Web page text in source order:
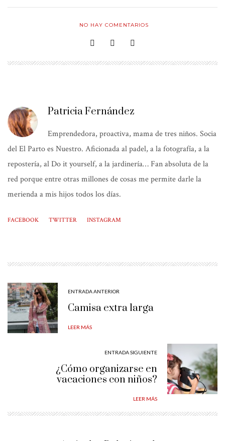
NO HAY COMENTARIOS
Patricia Fernández
Emprendedora, proactiva, mama de tres niños. Socia
del El Parto es Nuestro. Aficionada al padel, a la fotografía, a la
repostería, al Do it yourself, a la jardinería… Fan absoluta de la
red porque entre otras millones de cosas me permite darle la
merienda a mis hijos todos los días.
FACEBOOK TWITTER INSTAGRAM
ENTRADA ANTERIOR
Camisa extra larga
LEER MÁS
ENTRADA SIGUIENTE
¿Cómo organizarse en
vacaciones con niños?
LEER MÁS